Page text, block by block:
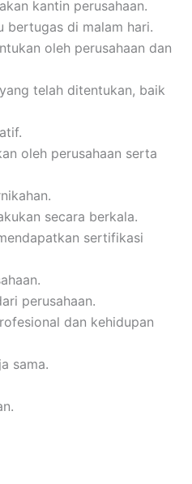
kantin perusahaan.
bertugas di malam hari.
oleh perusahaan dan
telah ditentukan, baik
oleh perusahaan serta
secara berkala.
sertifikasi
perusahaan.
dan kehidupan
sama.